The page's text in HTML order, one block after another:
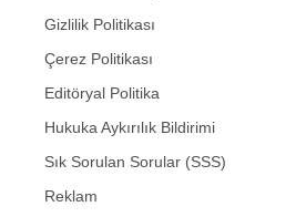
Gizlilik Politikası
Çerez Politikası
Editöryal Politika
Hukuka Aykırılık Bildirimi
Sık Sorulan Sorular (SSS)
Reklam